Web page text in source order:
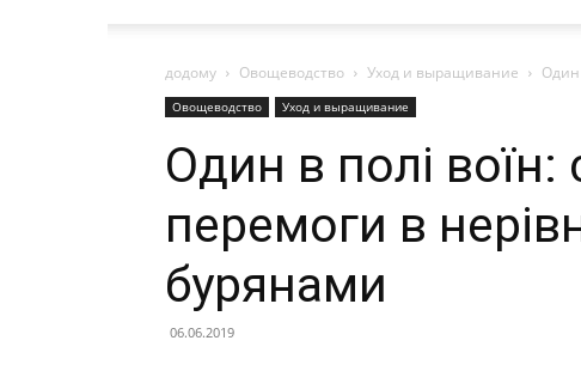
додому Овощеводство Уход и выращивание Один
Овощеводство Уход и выращивание
Один в полі воїн:
перемоги в
бурянами
06.06.2019